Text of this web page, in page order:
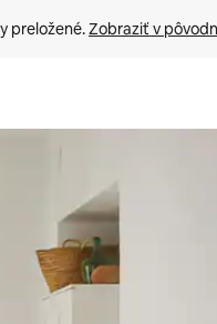
preložené. Zobraziť v